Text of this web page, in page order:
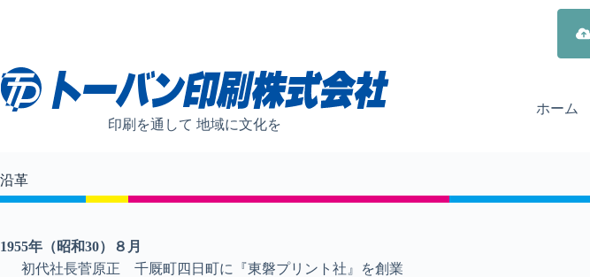
ツ
へ
プ
印刷を通して 地域に文化を
ホーム
沿革
1955年（昭和30）８月
初代社長菅原正 千厩町四日町に『東磐プリント社』を創業